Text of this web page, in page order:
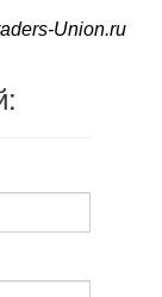
Union.ru